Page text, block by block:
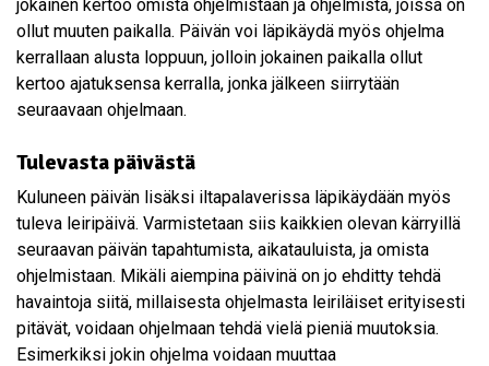
jokainen kertoo omista ohjelmistaan ja ohjelmista, joissa on
ollut muuten paikalla. Päivän voi läpikäydä myös ohjelma
kerrallaan alusta loppuun, jolloin jokainen paikalla ollut
kertoo ajatuksensa kerralla, jonka jälkeen siirrytään
seuraavaan ohjelmaan.
Tulevasta päivästä
Kuluneen päivän lisäksi iltapalaverissa läpikäydään myös
tuleva leiripäivä. Varmistetaan siis kaikkien olevan kärryillä
seuraavan päivän tapahtumista, aikatauluista, ja omista
ohjelmistaan. Mikäli aiempina päivinä on jo ehditty tehdä
havaintoja siitä, millaisesta ohjelmasta leiriläiset erityisesti
pitävät, voidaan ohjelmaan tehdä vielä pieniä muutoksia.
Esimerkiksi jokin ohjelma voidaan muuttaa